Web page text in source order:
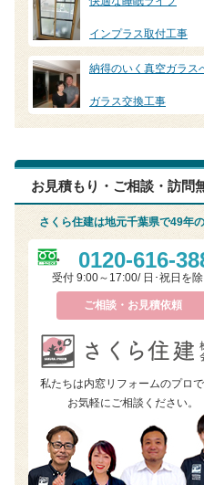
インプラス取付工事
納得のいく真空ガラス
ガラス交換工事
お見積もり・ご相談・訪問
さくら住建は地元千葉県で49年
0120-616-
受付 9:00～17:00/ 日･祝日を除
ご相談・お見積依頼
私たちは内窓リフォームのプロで
お気軽にご相談ください。